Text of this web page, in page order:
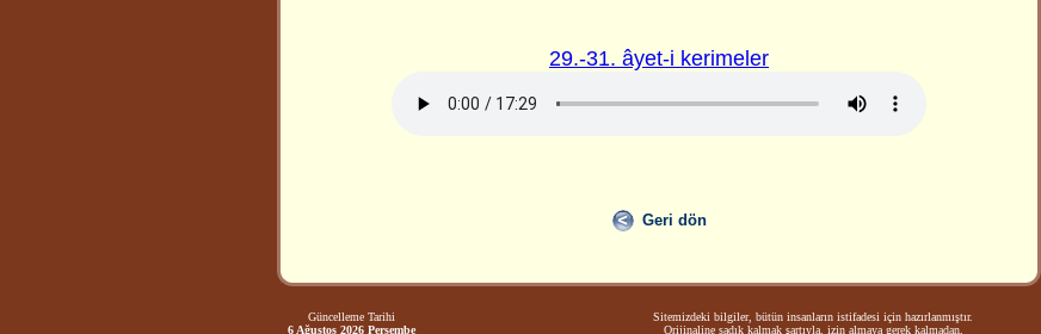
29.-31. âyet-i kerimeler
Geri dön
Güncelleme Tarihi
6 Ağustos 2026 Perşembe
Sitemizdeki bilgiler, bütün insanların istifadesi için hazırlanmıştır.
Orijinaline sadık kalmak şartıyla, izin almaya gerek kalmadan,